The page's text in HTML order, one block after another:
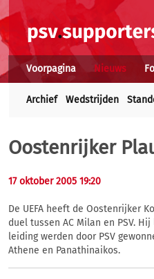
Voorpagina Nieuws
Archief Wedstrijden
Oostenrijker
17 oktober 2005 19:20
De UEFA heeft de Oostenrijker
duel tussen AC Milan en PSV.
leiding werden door PSV
Athene en Panathinaikos.